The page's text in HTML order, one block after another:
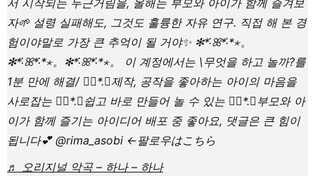
서 시작되는 두근거림을, 올해는 부모와 아이가 함께 즐겨보
자🌱 설령 실패해도, 그것도 훌륭한 자유 연구. 직접 해 본 경
험이야말로 가장 큰 추억이 될 거야✨ ✻*˸ꕤ*˸*⋆。
✻*˸ꕤ*˸*⋆。✻*˸ꕤ*˸*⋆。 이 계정에서는 \무엇을 하고 놀까?를
1분 만에 해결/ ❁⃘*.ﾟ제작, 공작을 좋아하는 아이의 마음을
사로잡는 ❁⃘*.ﾟ쉽고 바로 만들어 놀 수 있는 ❁⃘*.ﾟ부모와 아
이가 함께 즐기는 아이디어 배포 중 좋아요, 댓글은 큰 힘이
됩니다💕 @rima_asobi ←팔로우はこちら
♬ 오리지널 악곡 – 하나 – 하나